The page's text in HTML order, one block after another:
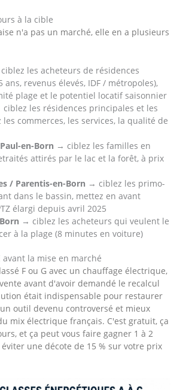
à la cible
n'a pas un marché, elle en a plusieurs
les acheteurs de résidences
ans, revenus élevés, IDF / métropoles),
plage et le potentiel locatif saisonnier
ciblez les résidences principales et les
commerces, les services, la qualité de
en-Born → ciblez les familles en
attirés par le lac et la forêt, à prix
/ Parentis-en-Born → ciblez les primo-
dans le bassin, mettez en avant
élargi depuis avril 2025
→ ciblez les acheteurs qui veulent le
à la plage (8 minutes en voiture)
avant la mise en marché
F ou G avec un chauffage électrique,
avant d'avoir demandé le recalcul
était indispensable pour restaurer
outil devenu controversé et mieux
mix électrique français. C'est gratuit, ça
et ça peut vous faire gagner 1 à 2
une décote de 15 % sur votre prix